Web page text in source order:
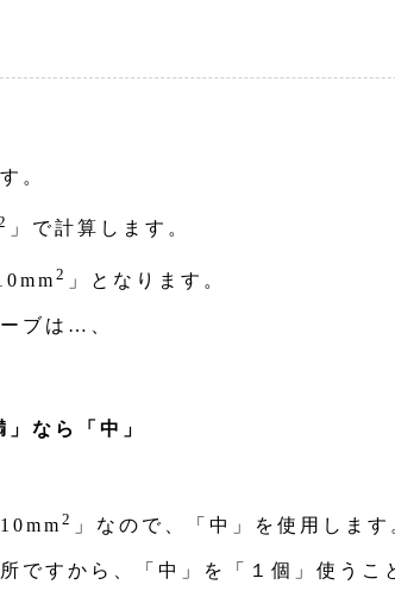
。
」で計算します。
2 」となります。
ブは…、
」なら「中」
2 」なので、「中」を使用します
すから、「中」を「１個」使うこ